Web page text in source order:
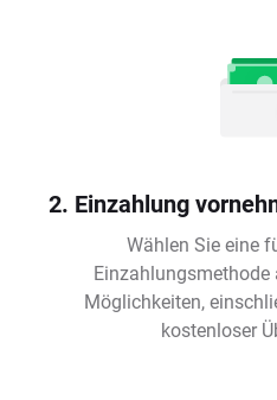
2. Einzahlung
Wählen Sie eine
Einzahlungsmethode
Möglichkeiten,
kostenloser